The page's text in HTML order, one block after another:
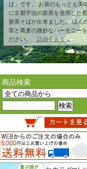
ば」です。 お茶のもっとも美
に京都宇治の新茶を使用した
新茶そばが出来ました。 ほん
茶と蕎麦の微妙なハーモニー
ださい。 詳細を見る→
商品検索